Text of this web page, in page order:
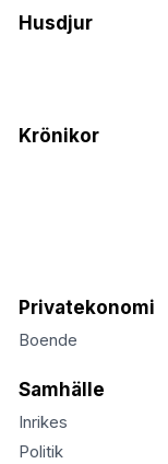
Husdjur
Krönikor
Privatekonomi
Boende
Samhälle
Inrikes
Politik